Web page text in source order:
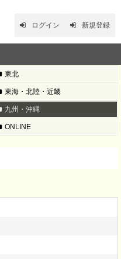
ログイン 新規登録
東北
東海・北陸・近畿
九州・沖縄
ONLINE